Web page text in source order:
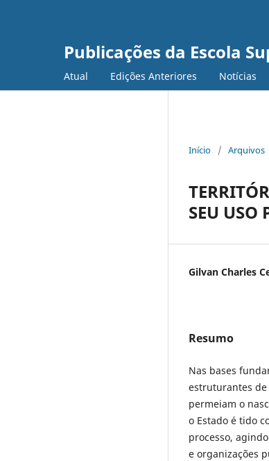
Publicações da Escola
Atual Edições Anteriores Notícias
Início / Arquivos
SEU USO
Gilvan Charles
Resumo
Nas bases
estruturantes
permeiam o
o Estado é tido
processo,
e organizações